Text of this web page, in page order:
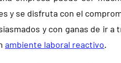
y se disfruta con el
y con ganas de ir
ambiente laboral reactivo.